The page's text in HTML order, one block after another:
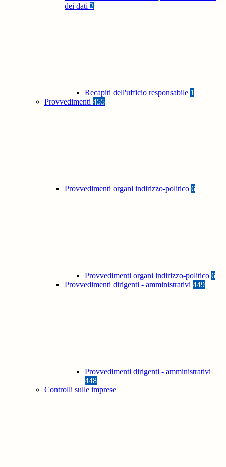
dei dati 2
Recapiti dell'ufficio responsabile 1
Provvedimenti 455
Provvedimenti organi indirizzo-politico 6
Provvedimenti organi indirizzo-politico 6
Provvedimenti dirigenti - amministrativi 449
Provvedimenti dirigenti - amministrativi
448
Controlli sulle imprese